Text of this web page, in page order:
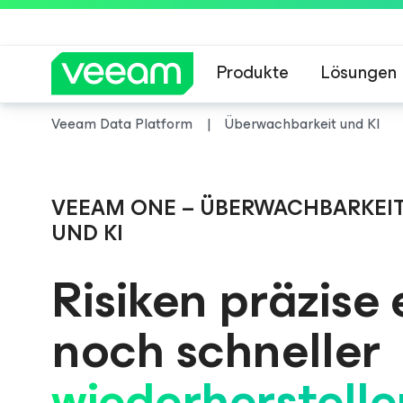
Produkte Lösungen
Veeam Data Platform Überwachbarkeit und KI
VEEAM ONE –
UND KI
Risiken
noch schneller